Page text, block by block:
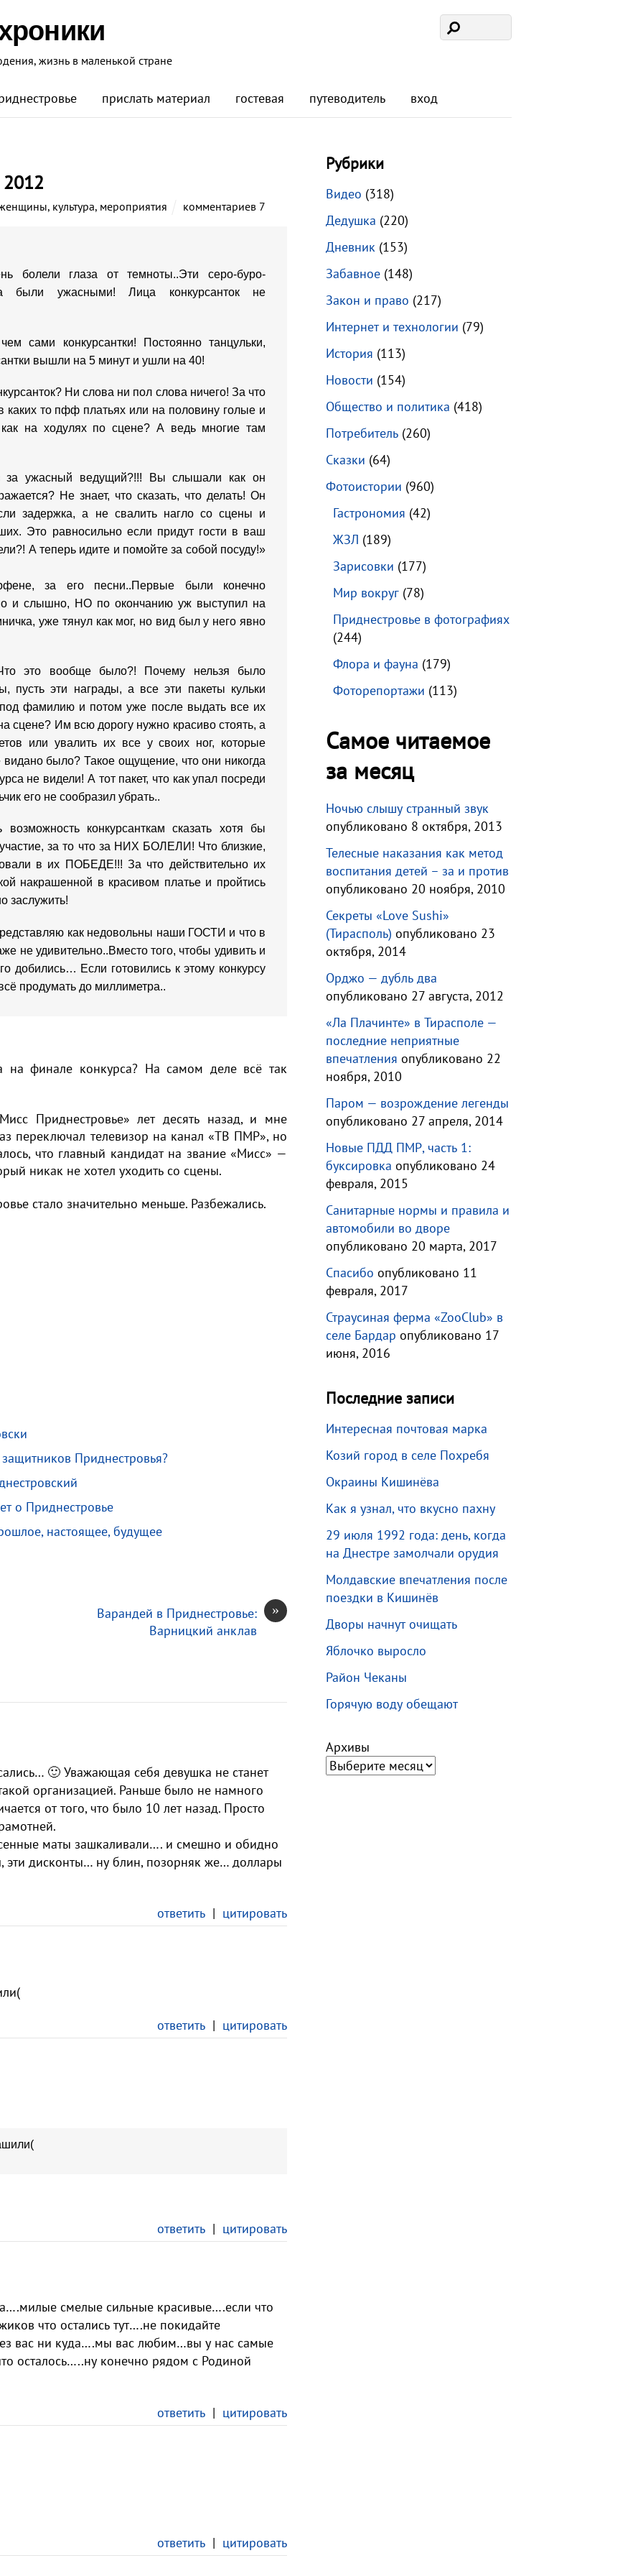
жизнь в маленькой стране
прислать материал гостевая путеводитель вход
, культура, мероприятия комментариев 7
болели глаза от темноты..Эти серо-буро-
были ужасными! Лица конкурсанток не
сами конкурсантки! Постоянно танцульки,
вышли на 5 минут и ушли на 40!
Ни слова ни пол слова ничего! За что
каких то пфф платьях или на половину голые и
на ходулях по сцене? А ведь многие там
за ужасный ведущий?!!! Вы слышали как он
Не знает, что сказать, что делать! Он
задержка, а не свалить нагло со сцены и
Это равносильно если придут гости в ваш
А теперь идите и помойте за собой посуду!»
за его песни..Первые были конечно
и слышно, НО по окончанию уж выступил на
уже тянул как мог, но вид был у него явно
это вообще было?! Почему нельзя было
пусть эти награды, а все эти пакеты кульки
под фамилию и потом уже после выдать все их
сцене? Им всю дорогу нужно красиво стоять, а
или увалить их все у своих ног, которые
было? Такое ощущение, что они никогда
не видели! А тот пакет, что как упал посреди
его не сообразил убрать..
конкурсанткам сказать хотя бы
за то что за НИХ БОЛЕЛИ! Что близкие,
в их ПОБЕДЕ!!! За что действительно их
накрашенной в красивом платье и пройтись
заслужить!
как недовольны наши ГОСТИ и что в
не удивительно..Вместо того, чтобы удивить и
добились… Если готовились к этому конкурсу
продумать до миллиметра..
на финале конкурса? На самом деле всё так
Приднестровье» лет десять назад, и мне
переключал телевизор на канал «ТВ ПМР», но
что главный кандидат на звание «Мисс» —
никак не хотел уходить со сцены.
стало значительно меньше. Разбежались.
Приднестровья?
о Приднестровье
настоящее, будущее
»
Варандей в Приднестровье:
Варницкий анклав
🙂 Уважающая себя девушка не станет
организацией. Раньше было не намного
от того, что было 10 лет назад. Просто
маты зашкаливали…. и смешно и обидно
эти дисконты… ну блин, позорняк же… доллары
ответить | цитировать
ответить | цитировать
ответить | цитировать
смелые сильные красивые….если что
что остались тут….не покидайте
вас ни куда….мы вас любим…вы у нас самые
осталось…..ну конечно рядом с Родиной
ответить | цитировать
ответить | цитировать
Рубрики
Видео (318)
Дедушка (220)
Дневник(153)
Забавное(148)
Закон и право (217)
Интернет и технологии (79)
История (113)
Новости (154)
Общество и политика (418)
Потребитель(260)
Сказки (64)
Фотоистории (960)
Гастрономия (42)
ЖЗЛ (189)
Зарисовки (177)
Мир вокруг(78)
Приднестровье в фотографиях
(244)
Флора и фауна (179)
Фоторепортажи (113)
Самое читаемое
за месяц
Ночью слышу странный звук
опубликовано 8 октября, 2013
Телесные наказания как метод
воспитания детей – за и против
опубликовано 20 ноября, 2010
Секреты «Love Sushi»
(Тирасполь) опубликовано 23
октября, 2014
Орджо — дубль два
опубликовано 27 августа, 2012
«Ла Плачинте» в Тирасполе —
последние неприятные
впечатления опубликовано 22
ноября, 2010
Паром — возрождение легенды
опубликовано 27 апреля, 2014
Новые ПДД ПМР, часть 1:
буксировка опубликовано 24
февраля, 2015
Санитарные нормы и правила и
автомобили во дворе
опубликовано 20 марта, 2017
Спасибо опубликовано 11
февраля, 2017
Страусиная ферма «ZooClub» в
селе Бардар опубликовано 17
июня, 2016
Последние записи
Интересная почтовая марка
Козий город в селе Похребя
Окраины Кишинёва
Как я узнал, что вкусно пахну
29 июля 1992 года: день, когда
на Днестре замолчали орудия
Молдавские впечатления после
поездки в Кишинёв
Дворы начнут очищать
Яблочко выросло
Район Чеканы
Горячую воду обещают
Архивы